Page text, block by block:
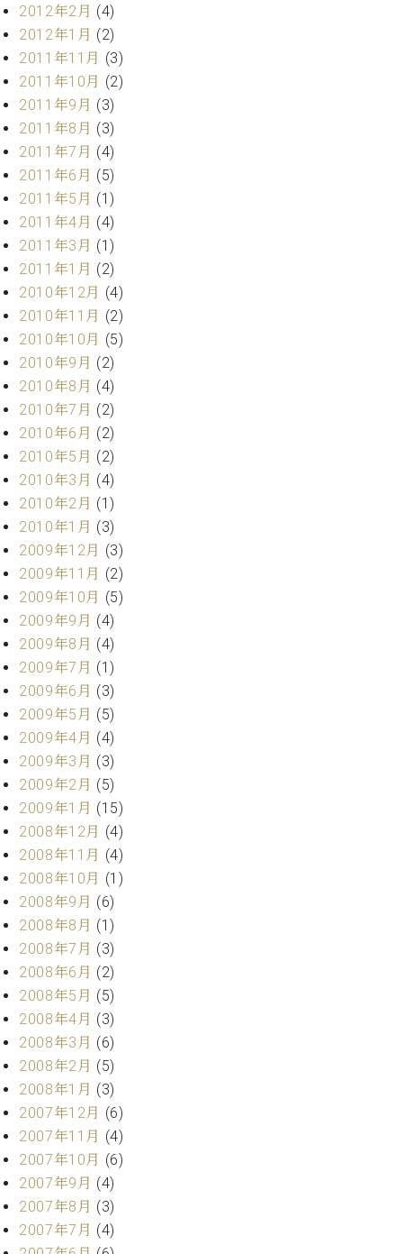
(調
律)
律
師
紹
介
調
律
金
表
お
問
い
わ
せ
尾山調律師のブ
ログ Die
Musikgasse（音
楽の小道）
2012年2月 (4)
2012年1月 (2)
2011年11月 (3)
2011年10月 (2)
2011年9月 (3)
2011年8月 (3)
2011年7月 (4)
2011年6月 (5)
2011年5月 (1)
2011年4月 (4)
2011年3月 (1)
2011年1月 (2)
2010年12月 (4)
2010年11月 (2)
2010年10月 (5)
2010年9月 (2)
2010年8月 (4)
2010年7月 (2)
2010年6月 (2)
2010年5月 (2)
2010年3月 (4)
2010年2月 (1)
2010年1月 (3)
2009年12月 (3)
2009年11月 (2)
2009年10月 (5)
2009年9月 (4)
2009年8月 (4)
2009年7月 (1)
2009年6月 (3)
2009年5月 (5)
2009年4月 (4)
2009年3月 (3)
2009年2月 (5)
2009年1月 (15)
2008年12月 (4)
2008年11月 (4)
2008年10月 (1)
2008年9月 (6)
2008年8月 (1)
2008年7月 (3)
2008年6月 (2)
2008年5月 (5)
2008年4月 (3)
2008年3月 (6)
2008年2月 (5)
2008年1月 (3)
2007年12月 (6)
2007年11月 (4)
2007年10月 (6)
2007年9月 (4)
2007年8月 (3)
2007年7月 (4)